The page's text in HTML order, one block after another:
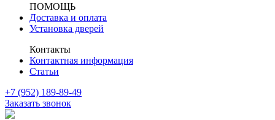
ПОМОЩЬ
Доставка и оплата
Установка дверей
Контакты
Контактная информация
Статьи
+7 (952) 189-89-49
Заказать звонок